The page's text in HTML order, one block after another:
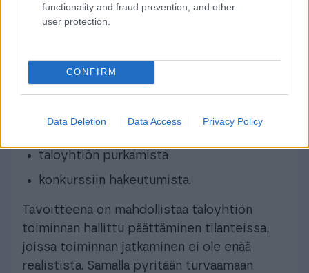
functionality and fraud prevention, and other
user protection.
CONFIRM
Data Deletion Data Access Privacy Policy
Lakiuudistuksessa selvennetään ja
yhtiön asettamista selvitystilaan
yhtiön kiinteistö- ja rakennusomaisuuden
omien osakkeiden hankkimista
taloyhtiön purkamista
konkurssiin hakeutumista.
Tavoitteena on mahdollistaa taloyhtiön
toiminnan hallittu päättäminen tilanteissa,
joissa toiminnan jatkaminen ei ole enää
realistista. Samalla pyritään turvaamaan